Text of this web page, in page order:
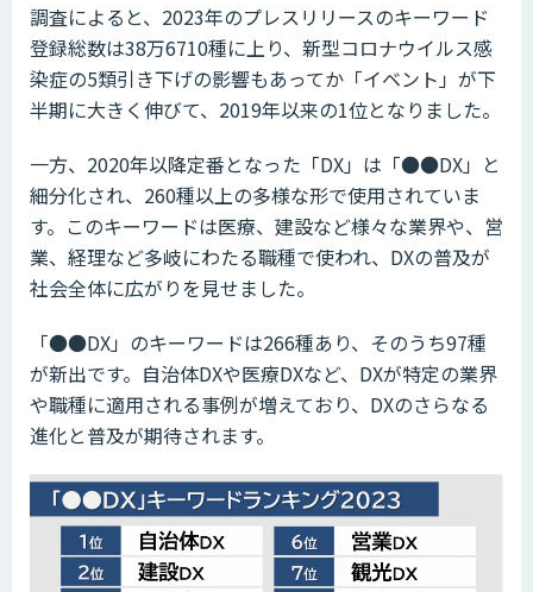
調査によると、2023年のプレスリリースのキーワード
登録総数は38万6710種に上り、新型コロナウイルス感
染症の5類引き下げの影響もあってか「イベント」が下
半期に大きく伸びて、2019年以来の1位となりました。
一方、2020年以降定番となった「DX」は「●●DX」と
細分化され、260種以上の多様な形で使用されていま
す。このキーワードは医療、建設など様々な業界や、営
業、経理など多岐にわたる職種で使われ、DXの普及が
社会全体に広がりを見せました。
「●●DX」のキーワードは266種あり、そのうち97種
が新出です。自治体DXや医療DXなど、DXが特定の業界
や職種に適用される事例が増えており、DXのさらなる
進化と普及が期待されます。